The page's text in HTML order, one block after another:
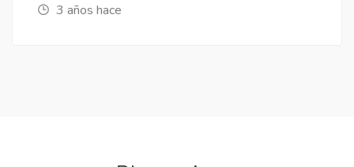
3 años hace